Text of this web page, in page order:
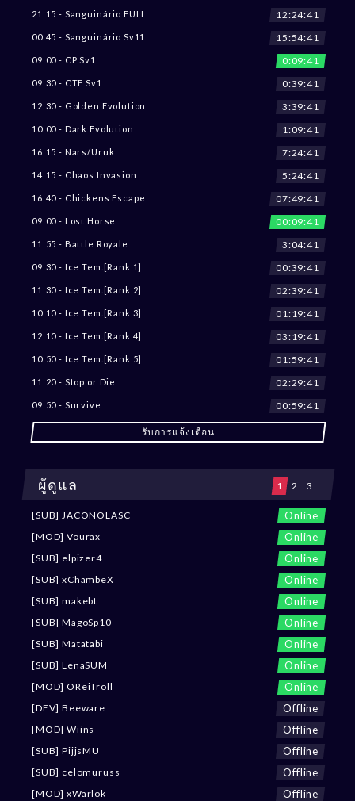
21:15 - Sanguinário FULL 12:24:38
00:45 - Sanguinário Sv11 15:54:38
09:00 - CP Sv1 0:09:38
09:30 - CTF Sv1 0:39:38
12:30 - Golden Evolution 3:39:38
10:00 - Dark Evolution 1:09:38
16:15 - Nars/Uruk 7:24:38
14:15 - Chaos Invasion 5:24:38
16:40 - Chickens Escape 07:49:38
09:00 - Lost Horse 00:09:38
11:55 - Battle Royale 3:04:38
09:30 - Ice Tem.[Rank 1] 00:39:38
11:30 - Ice Tem.[Rank 2] 02:39:38
10:10 - Ice Tem.[Rank 3] 01:19:38
12:10 - Ice Tem.[Rank 4] 03:19:38
10:50 - Ice Tem.[Rank 5] 01:59:38
11:20 - Stop or Die 02:29:38
09:50 - Survive 00:59:38
รับการแจ้งเตือน
ผู้ดูแล 1 2 3
[SUB] JACONOLASC Online
[MOD] Vourax Online
[SUB] elpizer4 Online
[SUB] xChambeX Online
[SUB] makebt Online
[SUB] MagoSp10 Online
[SUB] Matatabi Online
[SUB] LenaSUM Online
[MOD] OReiTroll Online
[DEV] Beeware Offline
[MOD] Wiins Offline
[SUB] PijjsMU Offline
[SUB] celomuruss Offline
[MOD] xWarlok Offline